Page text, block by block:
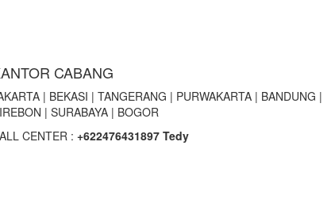
CABANG
| BEKASI | TANGERANG | PURWAKARTA | BANDUNG |
| SURABAYA | BOGOR
CENTER : +622476431897 Tedy